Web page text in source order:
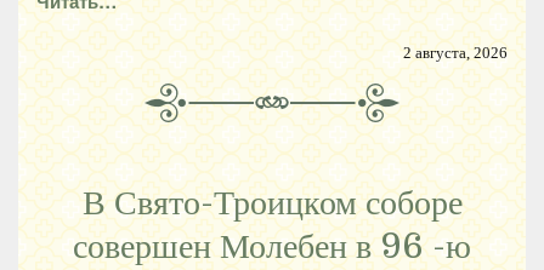
2 августа, 2026
В Свято-Троицком соборе
совершен Молебен в 96 -ю